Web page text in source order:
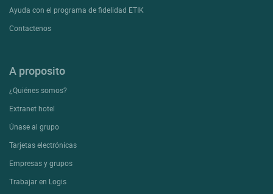
Ayuda con el programa de fidelidad ETIK
Contactenos
A proposito
¿Quiénes somos?
Extranet hotel
Únase al grupo
Tarjetas electrónicas
Empresas y grupos
Trabajar en Logis